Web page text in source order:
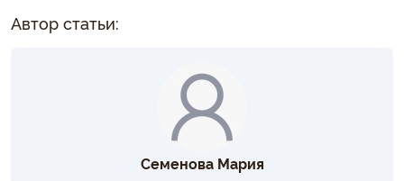
Автор статьи:
Семенова Мария